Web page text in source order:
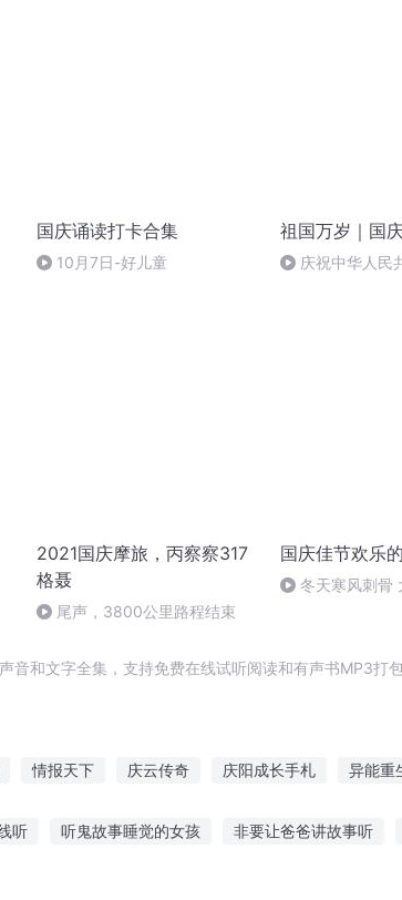
国庆诵读打卡合集
10月7日-好儿童
祖国万岁｜国
庆祝中华人民
2021国庆摩旅，丙察察317
格聂
尾声，3800公里路程结束
国庆佳节欢乐
冬天寒风刺骨
和文字全集，支持免费在线试听阅读和有声书MP3打包
情报天下 庆云传奇 庆阳成长手札 异能重
听 听鬼故事睡觉的女孩 非要让爸爸讲故事听